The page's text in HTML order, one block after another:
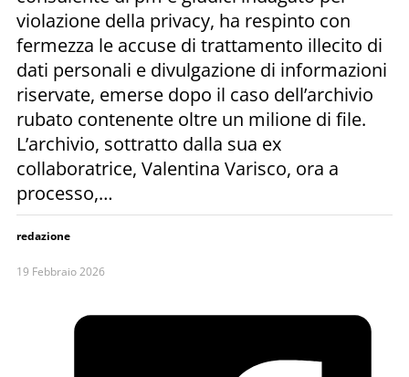
violazione della privacy, ha respinto con
fermezza le accuse di trattamento illecito di
dati personali e divulgazione di informazioni
riservate, emerse dopo il caso dell’archivio
rubato contenente oltre un milione di file.
L’archivio, sottratto dalla sua ex
collaboratrice, Valentina Varisco, ora a
processo,…
redazione
19 Febbraio 2026